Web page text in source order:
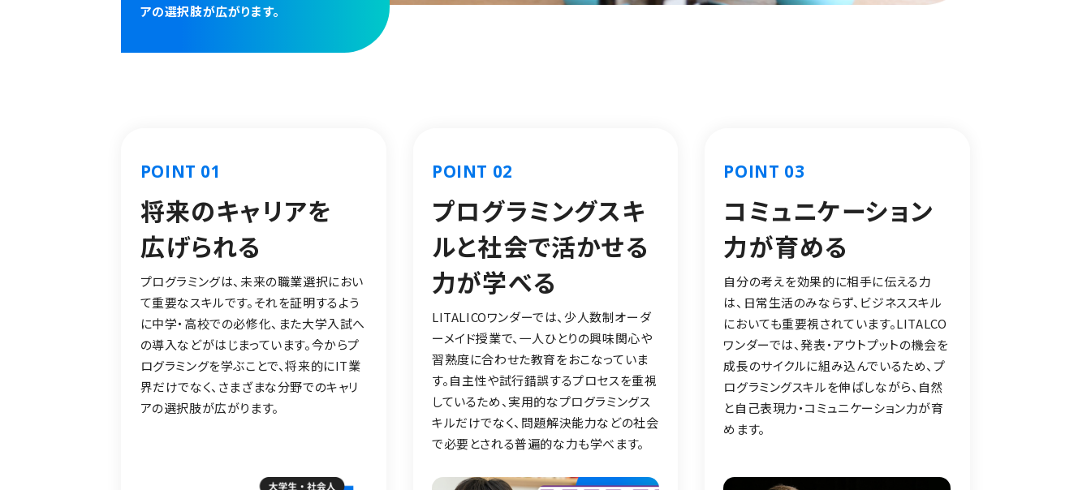
アの選択肢が広がります。
POINT 01
将来のキャリアを
広げられる
プログラミングは、未来の職業選択におい
て重要なスキルです。それを証明するよう
に中学・高校での必修化、また大学入試へ
の導入などがはじまっています。今からプ
ログラミングを学ぶことで、将来的にIT業
界だけでなく、さまざまな分野でのキャリ
アの選択肢が広がります。
POINT 02
プログラミングスキ
ルと社会で活かせる
力が学べる
LITALICOワンダーでは、少人数制オーダ
ーメイド授業で、一人ひとりの興味関心や
習熟度に合わせた教育をおこなっていま
す。自主性や試行錯誤するプロセスを重視
しているため、実用的なプログラミングス
キルだけでなく、問題解決能力などの社会
で必要とされる普遍的な力も学べます。
POINT 03
コミュニケーション
力が育める
自分の考えを効果的に相手に伝える力
は、日常生活のみならず、ビジネススキル
においても重要視されています。LITALCO
ワンダーでは、発表・アウトプットの機会を
成長のサイクルに組み込んでいるため、プ
ログラミングスキルを伸ばしながら、自然
と自己表現力・コミュニケーション力が育
めます。